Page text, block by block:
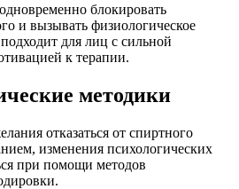
блокировать
и вызывать физиологическое
для лиц с сильной
к терапии.
методики
отказаться от спиртного
изменения психологических
при помощи методов